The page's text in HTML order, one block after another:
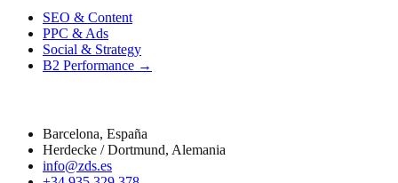
SEO & Content
PPC & Ads
Social & Strategy
B2 Performance →
Barcelona, España
Herdecke / Dortmund, Alemania
info@zds.es